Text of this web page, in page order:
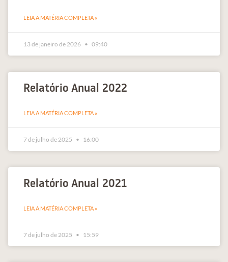
LEIA A MATÉRIA COMPLETA »
13 de janeiro de 2026 09:40
Relatório Anual 2022
LEIA A MATÉRIA COMPLETA »
7 de julho de 2025 16:00
Relatório Anual 2021
LEIA A MATÉRIA COMPLETA »
7 de julho de 2025 15:59